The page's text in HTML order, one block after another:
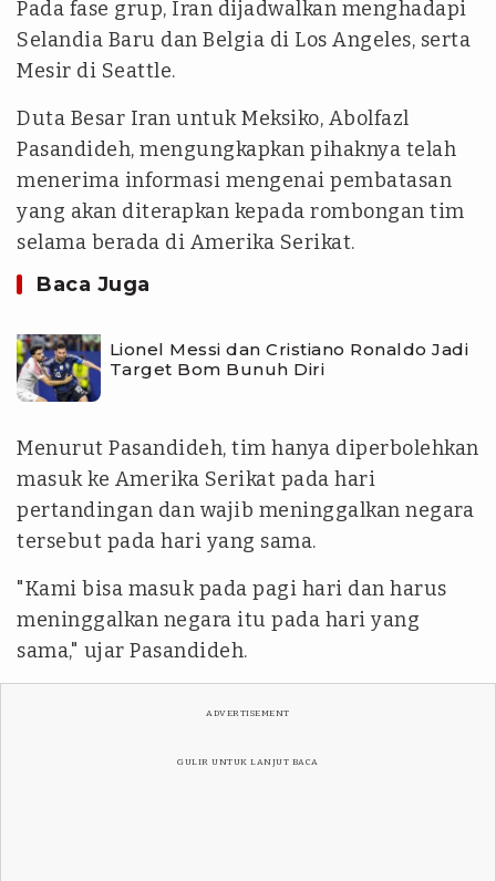
Pada fase grup, Iran dijadwalkan menghadapi
Selandia Baru dan Belgia di Los Angeles, serta
Mesir di Seattle.
Duta Besar Iran untuk Meksiko, Abolfazl
Pasandideh, mengungkapkan pihaknya telah
menerima informasi mengenai pembatasan
yang akan diterapkan kepada rombongan tim
selama berada di Amerika Serikat.
Baca Juga
Lionel Messi dan Cristiano Ronaldo Jadi
Target Bom Bunuh Diri
Menurut Pasandideh, tim hanya diperbolehkan
masuk ke Amerika Serikat pada hari
pertandingan dan wajib meninggalkan negara
tersebut pada hari yang sama.
"Kami bisa masuk pada pagi hari dan harus
meninggalkan negara itu pada hari yang
sama," ujar Pasandideh.
ADVERTISEMENT
GULIR UNTUK LANJUT BACA